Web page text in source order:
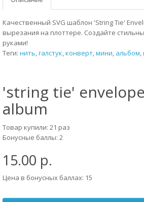
Качественный SVG шаблон 'String Tie'
вырезания на плоттере. Создайте
руками!
Теги: нить,галстук,конверт,мини, альбом,
'string tie'
album
Товар купили: 21 раз
Бонусные баллы: 2
15.00 р.
Цена в бонусных баллах: 15